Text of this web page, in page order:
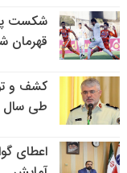
شکست
قهرمان
طی سال ۹۶
اعطای